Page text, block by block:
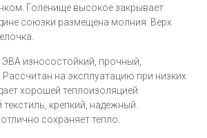
Голенище высокое закрывает
союзки размещена молния. Верх
ЭВА износостойкий, прочный,
Рассчитан на эксплуатацию при низких
хорошей теплоизоляцией.
крепкий, надежный.
сохраняет тепло.